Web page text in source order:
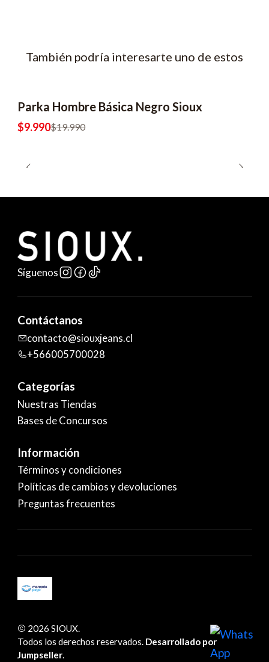
También podría interesarte uno de estos
-50% OFF
Parka Hombre Básica Negro Sioux
$9.990$19.990
Síguenos
Contáctanos
contacto@siouxjeans.cl
+566005700028
Categorías
Nuestras Tiendas
Bases de Concursos
Información
Términos y condiciones
Políticas de cambios y devoluciones
Preguntas frecuentes
2026 SIOUX.
Todos los derechos reservados. Desarrollado por
Jumpseller.